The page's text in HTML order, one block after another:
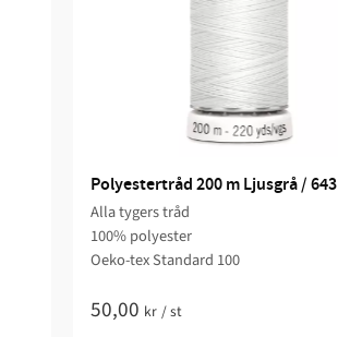
Polyestertråd 200 m Ljusgrå / 643
Alla tygers tråd
100% polyester
Oeko-tex Standard 100
50,00 kr /st